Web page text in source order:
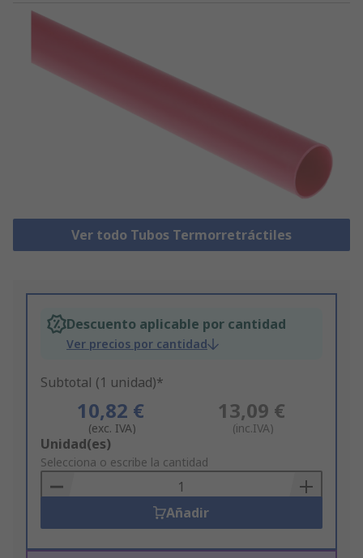
Ver todo Tubos Termorretráctiles
Descuento aplicable por cantidad
Ver precios por cantidad
Subtotal (1 unidad)*
10,82 €
(exc. IVA)
13,09 €
(inc.IVA)
Add
to
Basket
Unidad(es)
Selecciona o escribe la cantidad
Añadir